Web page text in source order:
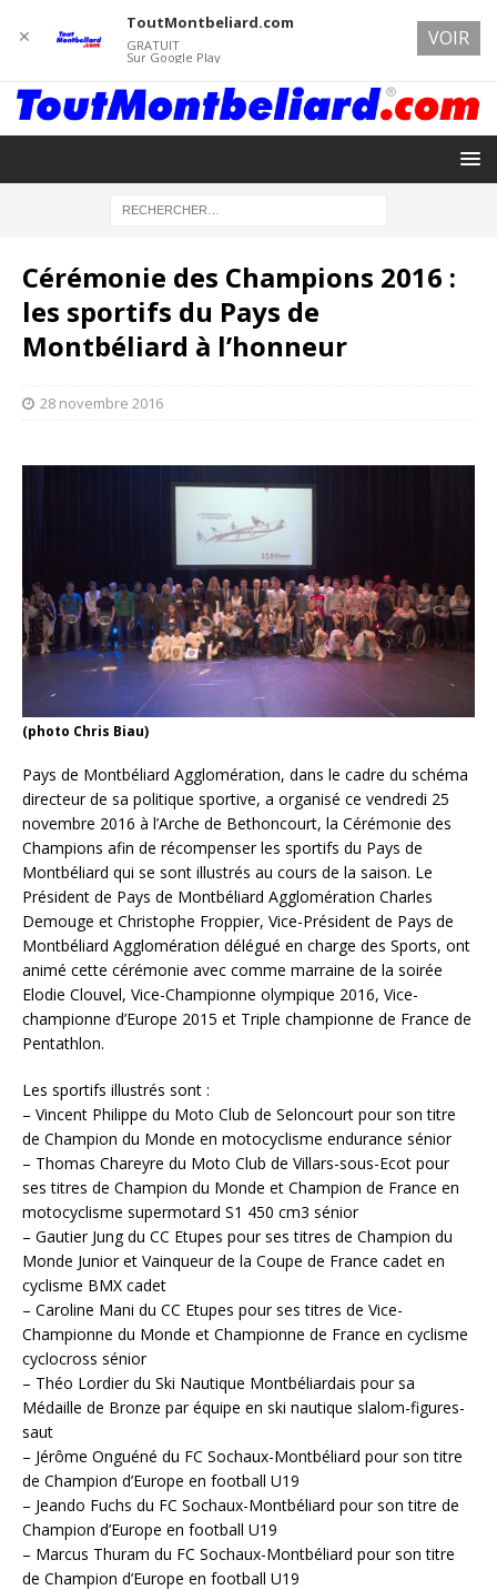
Cérémonie des Champions 2016 :
les sportifs du Pays de
Montbéliard à l’honneur
28 novembre 2016
(photo Chris Biau)
Pays de Montbéliard Agglomération, dans le cadre du schéma
directeur de sa politique sportive, a organisé ce vendredi 25
novembre 2016 à l’Arche de Bethoncourt, la Cérémonie des
Champions afin de récompenser les sportifs du Pays de
Montbéliard qui se sont illustrés au cours de la saison. Le
Président de Pays de Montbéliard Agglomération Charles
Demouge et Christophe Froppier, Vice-Président de Pays de
Montbéliard Agglomération délégué en charge des Sports, ont
animé cette cérémonie avec comme marraine de la soirée
Elodie Clouvel, Vice-Championne olympique 2016, Vice-
championne d’Europe 2015 et Triple championne de France de
Pentathlon.
Les sportifs illustrés sont :
– Vincent Philippe du Moto Club de Seloncourt pour son titre
de Champion du Monde en motocyclisme endurance sénior
– Thomas Chareyre du Moto Club de Villars-sous-Ecot pour
ses titres de Champion du Monde et Champion de France en
motocyclisme supermotard S1 450 cm3 sénior
– Gautier Jung du CC Etupes pour ses titres de Champion du
Monde Junior et Vainqueur de la Coupe de France cadet en
cyclisme BMX cadet
– Caroline Mani du CC Etupes pour ses titres de Vice-
Championne du Monde et Championne de France en cyclisme
cyclocross sénior
– Théo Lordier du Ski Nautique Montbéliardais pour sa
Médaille de Bronze par équipe en ski nautique slalom-figures-
saut
– Jérôme Onguéné du FC Sochaux-Montbéliard pour son titre
de Champion d’Europe en football U19
– Jeando Fuchs du FC Sochaux-Montbéliard pour son titre de
Champion d’Europe en football U19
– Marcus Thuram du FC Sochaux-Montbéliard pour son titre
de Champion d’Europe en football U19
✕
ToutMontbeliard.com
GRATUIT
Sur Google Play
VOIR